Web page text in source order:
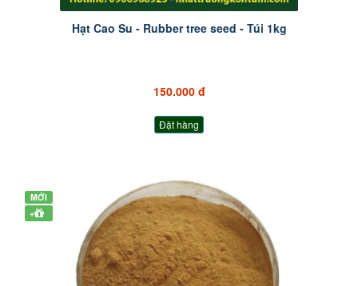
Hạt Cao Su - Rubber tree seed - Túi 1kg
150.000 đ
Đặt hàng
MỚI
+